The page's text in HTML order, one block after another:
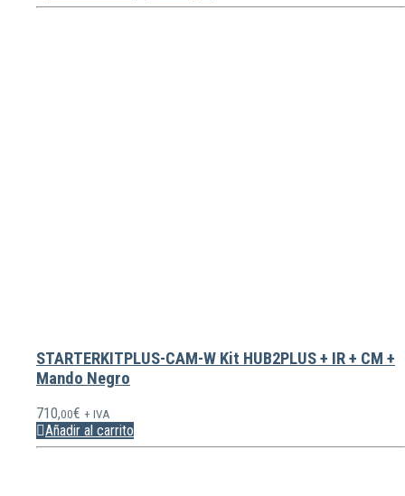
STARTERKITPLUS-CAM-W Kit HUB2PLUS + IR + CM +
Mando Negro
710,00€ + IVA
Añadir al carrito